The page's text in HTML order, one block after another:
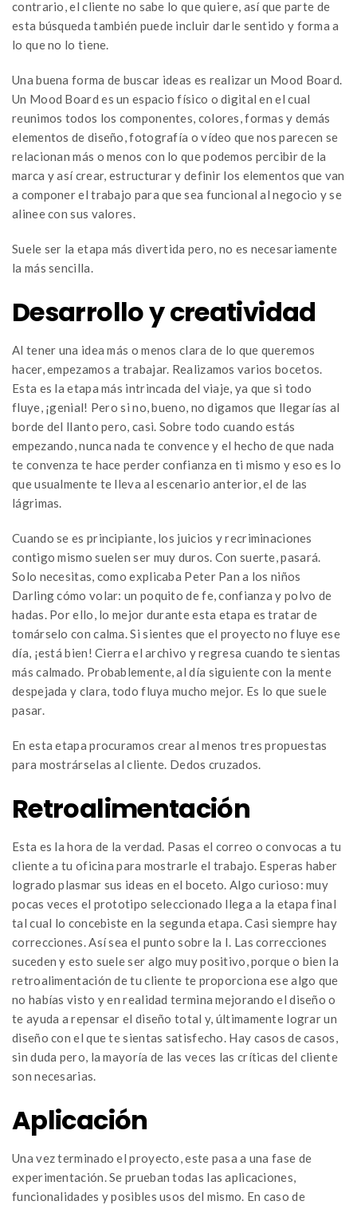
contrario, el cliente no sabe lo que quiere, así que parte de
esta búsqueda también puede incluir darle sentido y forma a
lo que no lo tiene.
Una buena forma de buscar ideas es realizar un Mood Board.
Un Mood Board es un espacio físico o digital en el cual
reunimos todos los componentes, colores, formas y demás
elementos de diseño, fotografía o vídeo que nos parecen se
relacionan más o menos con lo que podemos percibir de la
marca y así crear, estructurar y definir los elementos que van
a componer el trabajo para que sea funcional al negocio y se
alinee con sus valores.
Suele ser la etapa más divertida pero, no es necesariamente
la más sencilla.
Desarrollo y creatividad
Al tener una idea más o menos clara de lo que queremos
hacer, empezamos a trabajar. Realizamos varios bocetos.
Esta es la etapa más intrincada del viaje, ya que si todo
fluye, ¡genial! Pero si no, bueno, no digamos que llegarías al
borde del llanto pero, casi. Sobre todo cuando estás
empezando, nunca nada te convence y el hecho de que nada
te convenza te hace perder confianza en ti mismo y eso es lo
que usualmente te lleva al escenario anterior, el de las
lágrimas.
Cuando se es principiante, los juicios y recriminaciones
contigo mismo suelen ser muy duros. Con suerte, pasará.
Solo necesitas, como explicaba Peter Pan a los niños
Darling cómo volar: un poquito de fe, confianza y polvo de
hadas. Por ello, lo mejor durante esta etapa es tratar de
tomárselo con calma. Si sientes que el proyecto no fluye ese
día, ¡está bien! Cierra el archivo y regresa cuando te sientas
más calmado. Probablemente, al día siguiente con la mente
despejada y clara, todo fluya mucho mejor. Es lo que suele
pasar.
En esta etapa procuramos crear al menos tres propuestas
para mostrárselas al cliente. Dedos cruzados.
Retroalimentación
Esta es la hora de la verdad. Pasas el correo o convocas a tu
cliente a tu oficina para mostrarle el trabajo. Esperas haber
logrado plasmar sus ideas en el boceto. Algo curioso: muy
pocas veces el prototipo seleccionado llega a la etapa final
tal cual lo concebiste en la segunda etapa. Casi siempre hay
correcciones. Así sea el punto sobre la I. Las correcciones
suceden y esto suele ser algo muy positivo, porque o bien la
retroalimentación de tu cliente te proporciona ese algo que
no habías visto y en realidad termina mejorando el diseño o
te ayuda a repensar el diseño total y, últimamente lograr un
diseño con el que te sientas satisfecho. Hay casos de casos,
sin duda pero, la mayoría de las veces las críticas del cliente
son necesarias.
Aplicación
Una vez terminado el proyecto, este pasa a una fase de
experimentación. Se prueban todas las aplicaciones,
funcionalidades y posibles usos del mismo. En caso de